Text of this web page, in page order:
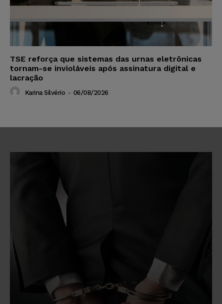
TSE reforça que sistemas das urnas eletrônicas
tornam-se invioláveis após assinatura digital e
lacração
Karina Silvério - 06/08/2026